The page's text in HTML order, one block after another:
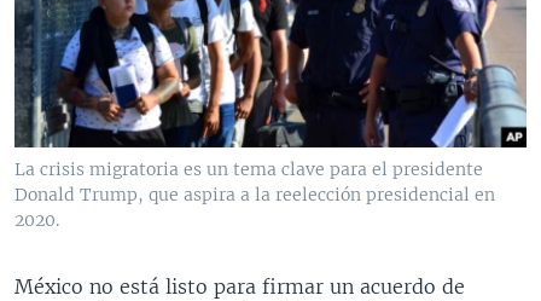
VENEZUELA
BRASIL
NICARAGUA
ECONOMÍA
ENTRETENIMIENTO Y CULTURA
TECNOLOGÍA
DEPORTES
CIENCIA Y SALUD
MULTIMEDIA
VIDEOS
FOTOGRAFÍA
AUDIOS
PROGRAMAS TV
EL MUNDO AL DÍA
FORO INTERAMERICANO
VISIÓN 360
PANORAMA
RADIO
AVANCE INFORMATIVO
AUDIONOTICIAS
ESTADOS UNIDOS AL DÍA
DIRECT
DOCUMENTALES DE LA VOA
La crisis migratoria es un tema clave para el presidente
Donald Trump, que aspira a la reelección presidencial en
2020.
México no está listo para firmar un acuerdo de